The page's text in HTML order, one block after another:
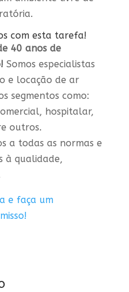
com esta tarefa!
40 anos de
Somos especialistas
e locação de ar
segmentos como:
hospitalar,
outros.
a todas as normas e
à qualidade,
e faça um